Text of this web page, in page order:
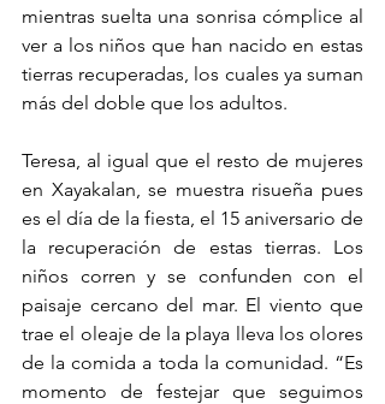
mientras suelta una sonrisa cómplice al
ver a los niños que han nacido en estas
tierras recuperadas, los cuales ya suman
más del doble que los adultos.
Teresa, al igual que el resto de mujeres
en Xayakalan, se muestra risueña pues
es el día de la fiesta, el 15 aniversario de
la recuperación de estas tierras. Los
niños corren y se confunden con el
paisaje cercano del mar. El viento que
trae el oleaje de la playa lleva los olores
de la comida a toda la comunidad. “Es
momento de festejar que seguimos